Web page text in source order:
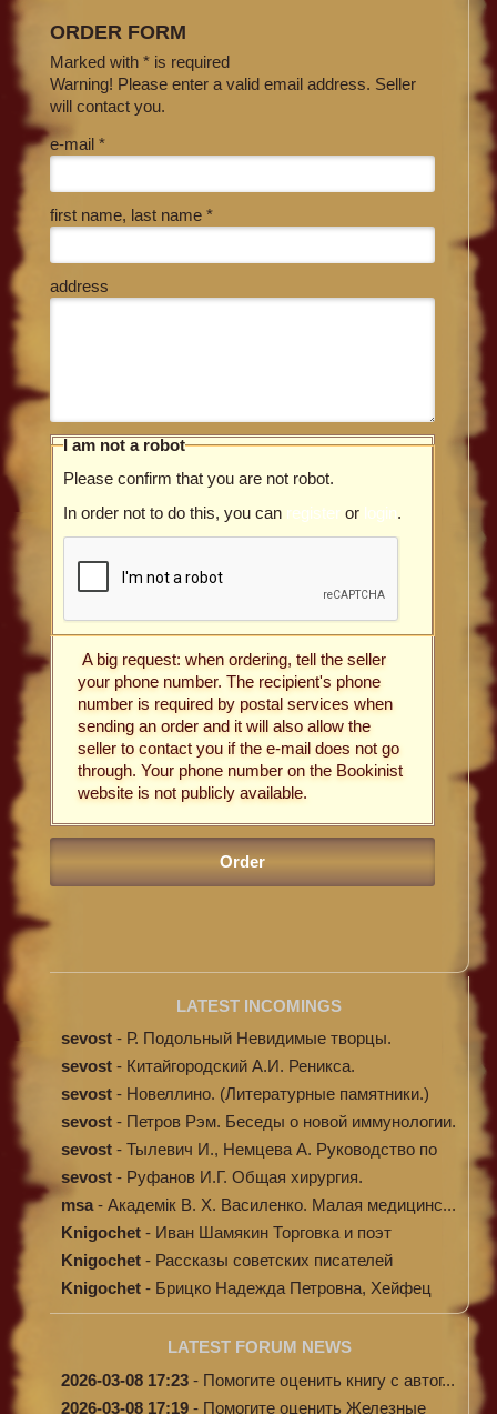
ORDER FORM
Marked with * is required
Warning! Please enter a valid email address. Seller
will contact you.
e-mail *
first name, last name *
address
I am not a robot
Please confirm that you are not robot.
In order not to do this, you can register or login.
A big request: when ordering, tell the seller
your phone number. The recipient's phone
number is required by postal services when
sending an order and it will also allow the
seller to contact you if the e-mail does not go
through. Your phone number on the Bookinist
website is not publicly available.
LATEST INCOMINGS
sevost - Р. Подольный Невидимые творцы.
sevost - Китайгородский А.И. Реникса.
sevost - Новеллино. (Литературные памятники.)
sevost - Петров Рэм. Беседы о новой иммунологии.
sevost - Тылевич И., Немцева А. Руководство по
ме...
sevost - Руфанов И.Г. Общая хирургия.
msa - Академік В. Х. Василенко. Малая медицинс...
Knigochet - Иван Шамякин Торговка и поэт
Knigochet - Рассказы советских писателей
Knigochet - Брицко Надежда Петровна, Хейфец
Аркадий ...
LATEST FORUM NEWS
2026-03-08 17:23 - Помогите оценить книгу с автог...
2026-03-08 17:19 - Помогите оценить Железные